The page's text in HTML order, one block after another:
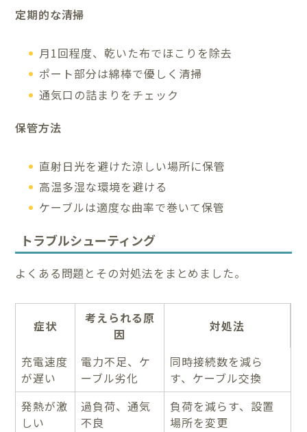
定期的な清掃
月1回程度、乾いた布でほこりを除去
ポート部分は綿棒で優しく清掃
通気口の詰まりをチェック
保管方法
直射日光を避けた涼しい場所に保管
高温多湿な環境を避ける
ケーブルは適度な曲率で巻いて保管
トラブルシューティング
よくある問題とその対処法をまとめました。
症状
考えられる原
因
対処法
充電速度
が遅い
電力不足、ケ
ーブル劣化
同時接続数を減ら
す、ケーブル交換
発熱が激
しい
過負荷、通気
不良
負荷を減らす、設置
場所を変更